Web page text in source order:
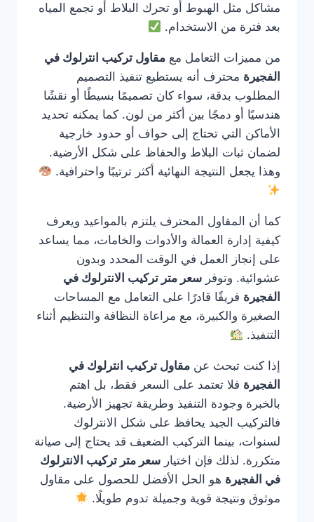
مشاكل مثل الهبوط أو تحرك البلاط أو تجمع المياه
بعد فترة من الاستخدام.
من مميزات التعامل مع مقاول تركيب انترلوك في
الفجيرة محترف أنه يستطيع تنفيذ التصميم
المطلوب بدقة، سواء كان تصميمًا بسيطًا أو نقشًا
هندسيًا أو دمجًا بين أكثر من لون. كما يمكنه تحديد
الأماكن التي تحتاج إلى حواف أو حدود خارجية
لضمان ثبات البلاط والحفاظ على شكل الأرضية.
وهذا يجعل النتيجة النهائية أكثر ترتيبًا واحترافية.
كما أن المقاول المحترف يلتزم بالمواعيد ويعرف
كيفية إدارة العمالة والأدوات والخامات، مما يساعد
على إنجاز العمل في الوقت المحدد وبدون
عشوائية. وتوفر سعر متر تركيب الانترلوك في
الفجيرة فريقًا قادرًا على التعامل مع المساحات
الصغيرة والكبيرة، مع مراعاة النظافة والتنظيم أثناء
التنفيذ.
إذا كنت تبحث عن مقاول تركيب انترلوك في
الفجيرة فلا تعتمد على السعر فقط، بل اهتم
بالخبرة وجودة التنفيذ وطريقة تجهيز الأرضية.
فالتركيب الجيد يحافظ على شكل الانترلوك
لسنوات، بينما التركيب الضعيف قد يحتاج إلى صيانة
متكررة. لذلك فإن اختيار سعر متر تركيب الانترلوك
في الفجيرة هو الحل الأفضل للحصول على مقاول
موثوق ونتيجة قوية وجميلة تدوم طويلًا.